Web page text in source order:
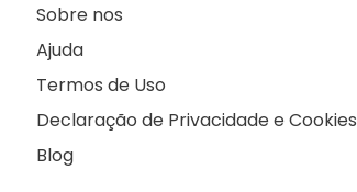
Sobre nos
Ajuda
Termos de Uso
Declaração de Privacidade e Cookies
Blog